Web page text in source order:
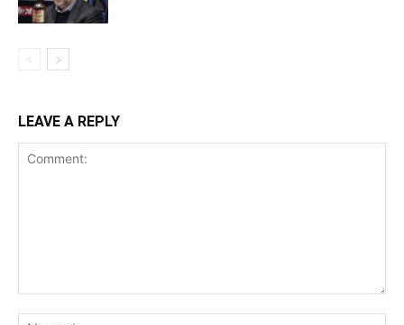
LEAVE A REPLY